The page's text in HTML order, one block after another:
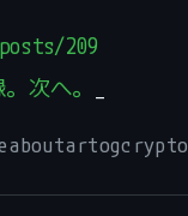
209
次へ。
aboutartogcrypto